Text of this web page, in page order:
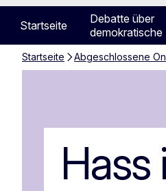
Startseite
Debatte über
demokratische
Startseite Abgeschlossene
Hass